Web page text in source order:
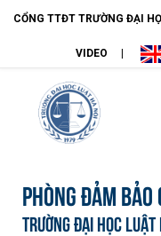
CỔNG TTĐT TRƯỜNG ĐẠI
VIDEO
Phòng Đảm
TRƯỜNG ĐẠI HỌC